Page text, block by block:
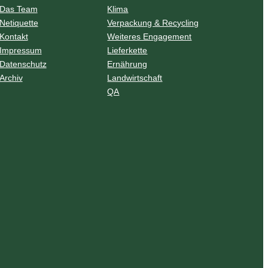
Das Team
Netiquette
Kontakt
Impressum
Datenschutz
Archiv
Klima
Verpackung & Recycling
Weiteres Engagement
Lieferkette
Ernährung
Landwirtschaft
QA